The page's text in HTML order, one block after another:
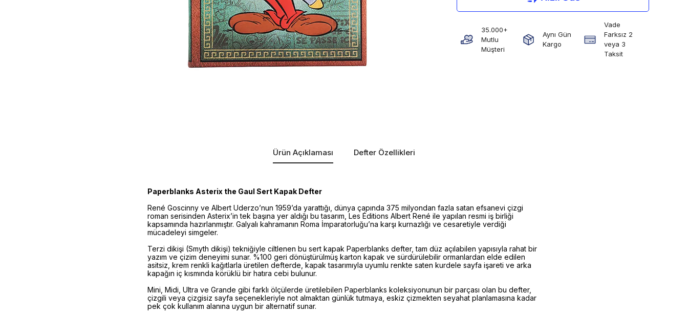
35.000+
Mutlu
Müşteri
Aynı Gün
Kargo
Vade
Farksız 2
veya 3
Taksit
Ürün Açıklaması Defter Özellikleri
Paperblanks Asterix the Gaul Sert Kapak Defter
René Goscinny ve Albert Uderzo’nun 1959’da yarattığı, dünya çapında 375 milyondan fazla satan efsanevi çizgi
roman serisinden Asterix’in tek başına yer aldığı bu tasarım, Les Éditions Albert René ile yapılan resmi iş birliği
kapsamında hazırlanmıştır. Galyalı kahramanın Roma İmparatorluğu’na karşı kurnazlığı ve cesaretiyle verdiği
mücadeleyi simgeler.
Terzi dikişi (Smyth dikişi) tekniğiyle ciltlenen bu sert kapak Paperblanks defter, tam düz açılabilen yapısıyla rahat bir
yazım ve çizim deneyimi sunar. %100 geri dönüştürülmüş karton kapak ve sürdürülebilir ormanlardan elde edilen
asitsiz, krem renkli kağıtlarla üretilen defterde, kapak tasarımıyla uyumlu renkte saten kurdele sayfa işareti ve arka
kapağın iç kısmında körüklü bir hatıra cebi bulunur.
Mini, Midi, Ultra ve Grande gibi farklı ölçülerde üretilebilen Paperblanks koleksiyonunun bir parçası olan bu defter,
çizgili veya çizgisiz sayfa seçenekleriyle not almaktan günlük tutmaya, eskiz çizmekten seyahat planlamasına kadar
pek çok kullanım alanına uygun bir alternatif sunar.